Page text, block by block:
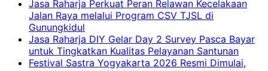
Jasa Raharja Perkuat Peran Relawan Kecelakaan
Jalan Raya melalui Program CSV TJSL di
Gunungkidul
Jasa Raharja DIY Gelar Day 2 Survey Pasca Bayar
untuk Tingkatkan Kualitas Pelayanan Santunan
Festival Sastra Yogyakarta 2026 Resmi Dimulai,